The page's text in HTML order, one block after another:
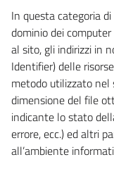
In questa categoria
dominio dei
al sito, gli indirizzi in
Identifier) delle
metodo utilizzato nel
dimensione del file
indicante lo stato
errore, ecc.) ed altri
all’ambiente